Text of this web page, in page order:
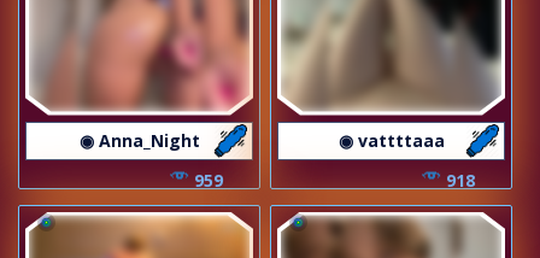
◉ Anna_Night
959
◉ vattttaaa
918